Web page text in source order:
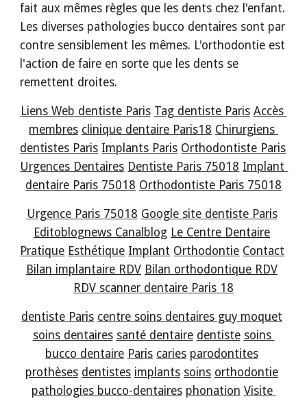
fait aux mêmes règles que les dents chez l'enfant.
Les diverses pathologies bucco dentaires sont par
contre sensiblement les mêmes. L'orthodontie est
l'action de faire en sorte que les dents se
remettent droites.
Liens Web dentiste Paris Tag dentiste Paris Accès
membres clinique dentaire Paris18 Chirurgiens
dentistes Paris Implants Paris Orthodontiste Paris
Urgences Dentaires Dentiste Paris 75018 Implant
dentaire Paris 75018 Orthodontiste Paris 75018
Urgence Paris 75018 Google site dentiste Paris
Editoblognews Canalblog Le Centre Dentaire
Pratique Esthétique Implant Orthodontie Contact
Bilan implantaire RDV Bilan orthodontique RDV
RDV scanner dentaire Paris 18
dentiste Paris centre soins dentaires guy moquet
soins dentaires santé dentaire dentiste soins
bucco dentaire Paris caries parodontites
prothèses dentistes implants soins orthodontie
pathologies bucco-dentaires phonation Visite